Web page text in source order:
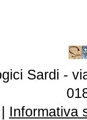
Sardi -
Informativa